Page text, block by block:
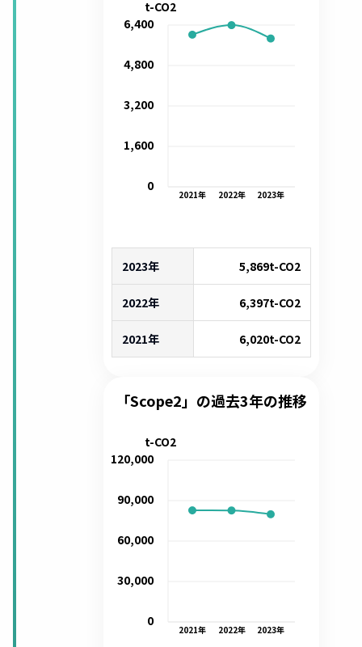
2021年 2022年 2023年
0
1,600
3,200
4,800
6,400
t-CO2
2023年 5,869t-CO2
2022年 6,397t-CO2
2021年 6,020t-CO2
「Scope2」の過去3年の推移
2021年 2022年 2023年
0
30,000
60,000
90,000
120,000
t-CO2